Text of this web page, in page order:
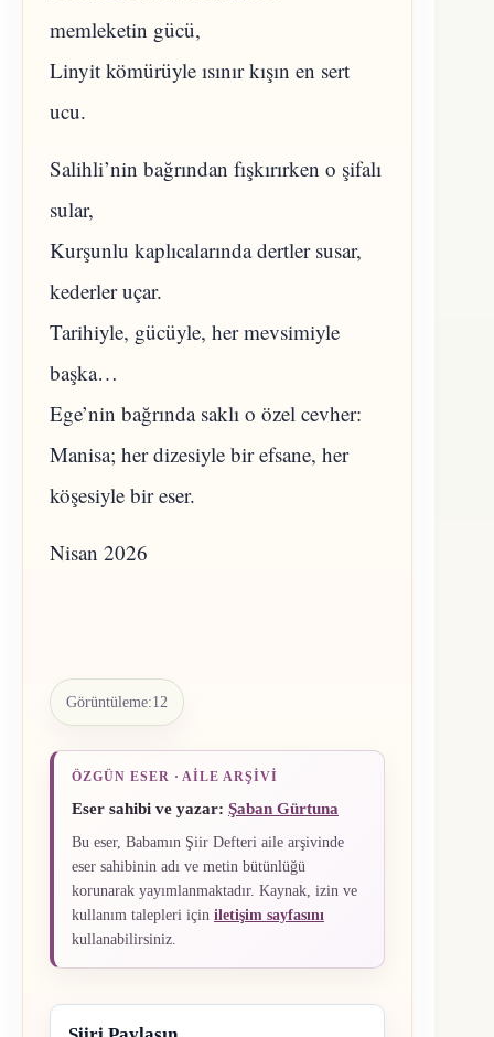
memleketin gücü,
Linyit kömürüyle ısınır kışın en sert
ucu.
Salihli’nin bağrından fışkırırken o şifalı
sular,
Kurşunlu kaplıcalarında dertler susar,
kederler uçar.
​Tarihiyle, gücüyle, her mevsimiyle
başka…
Ege’nin bağrında saklı o özel cevher:
Manisa; her dizesiyle bir efsane, her
köşesiyle bir eser.
Nisan 2026
Görüntüleme:12
ÖZGÜN ESER · AILE ARŞIVI
Eser sahibi ve yazar: Şaban Gürtuna
Bu eser, Babamın Şiir Defteri aile arşivinde
eser sahibinin adı ve metin bütünlüğü
korunarak yayımlanmaktadır. Kaynak, izin ve
kullanım talepleri için iletişim sayfasını
kullanabilirsiniz.